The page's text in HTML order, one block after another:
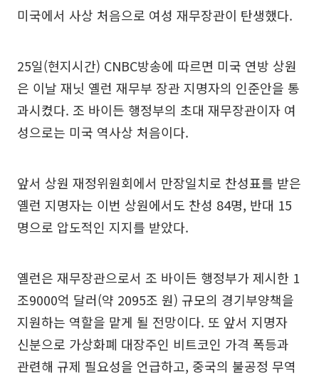
미국에서 사상 처음으로 여성 재무장관이 탄생했다.
25일(현지시간) CNBC방송에 따르면 미국 연방 상원
은 이날 재닛 옐런 재무부 장관 지명자의 인준안을 통
과시켰다. 조 바이든 행정부의 초대 재무장관이자 여
성으로는 미국 역사상 처음이다.
앞서 상원 재정위원회에서 만장일치로 찬성표를 받은
옐런 지명자는 이번 상원에서도 찬성 84명, 반대 15
명으로 압도적인 지지를 받았다.
옐런은 재무장관으로서 조 바이든 행정부가 제시한 1
조9000억 달러(약 2095조 원) 규모의 경기부양책을
지원하는 역할을 맡게 될 전망이다. 또 앞서 지명자
신분으로 가상화폐 대장주인 비트코인 가격 폭등과
관련해 규제 필요성을 언급하고, 중국의 불공정 무역